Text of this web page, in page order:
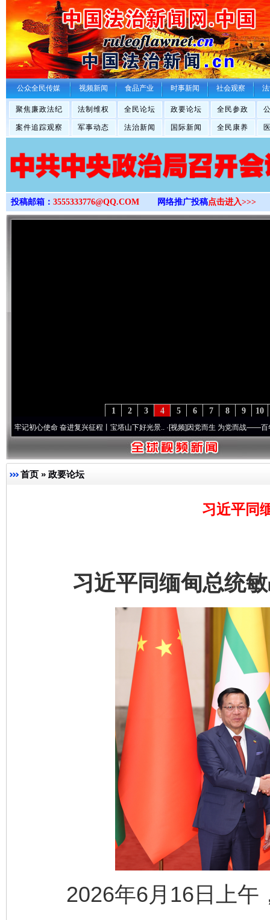
>
公众全民传媒 视频新闻 食品产业 时事新闻 社会观察
聚焦廉政法纪 法制维权 全民论坛 政要论坛 全民参政
案件追踪观察 军事动态 法治新闻 国际新闻 全民康养
投稿邮箱： 3555333776@QQ.COM 网络推广投稿点击进入>>>
10
9
8
7
6
5
4
3
2
1
命 奋进复兴征程丨宝塔山下好光景..·[视频]因党而生 为党而战——百年“纪”事⑧加
首页 » 政要论坛
习近平同
习近平同缅甸总统敏
2026年6月16日上午